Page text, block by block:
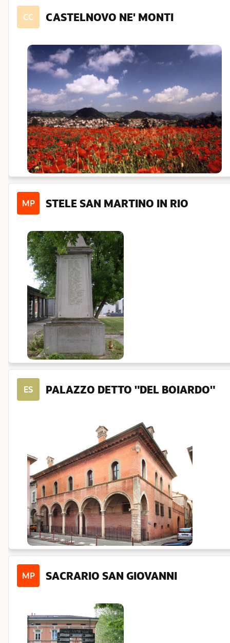
CC CASTELNOVO NE' MONTI
MP STELE SAN MARTINO IN RIO
ES PALAZZO DETTO "DEL BOIARDO"
MP SACRARIO SAN GIOVANNI